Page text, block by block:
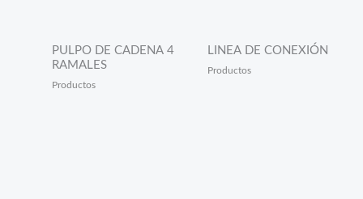
PULPO DE CADENA 4
RAMALES
Productos
LINEA DE CONEXIÓN
Productos